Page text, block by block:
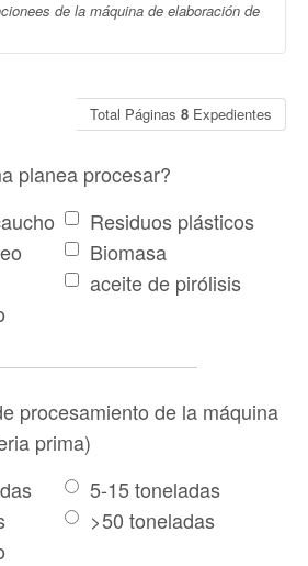
para cortar las llantas interiores de
de la planta de pirólisis de los
si el diámetro de sus neumáticos
que este dato, le sugerimos cortar
de la máquina de elaboración de
neumáticos, se llama la máquina de
humo con tornillo, cuya función es sacar
Total Páginas 8 Expedientes
planea procesar?
Residuos plásticos
Biomasa
aceite de pirólisis
procesamiento de la máquina
prima)
5-15 toneladas
>50 toneladas